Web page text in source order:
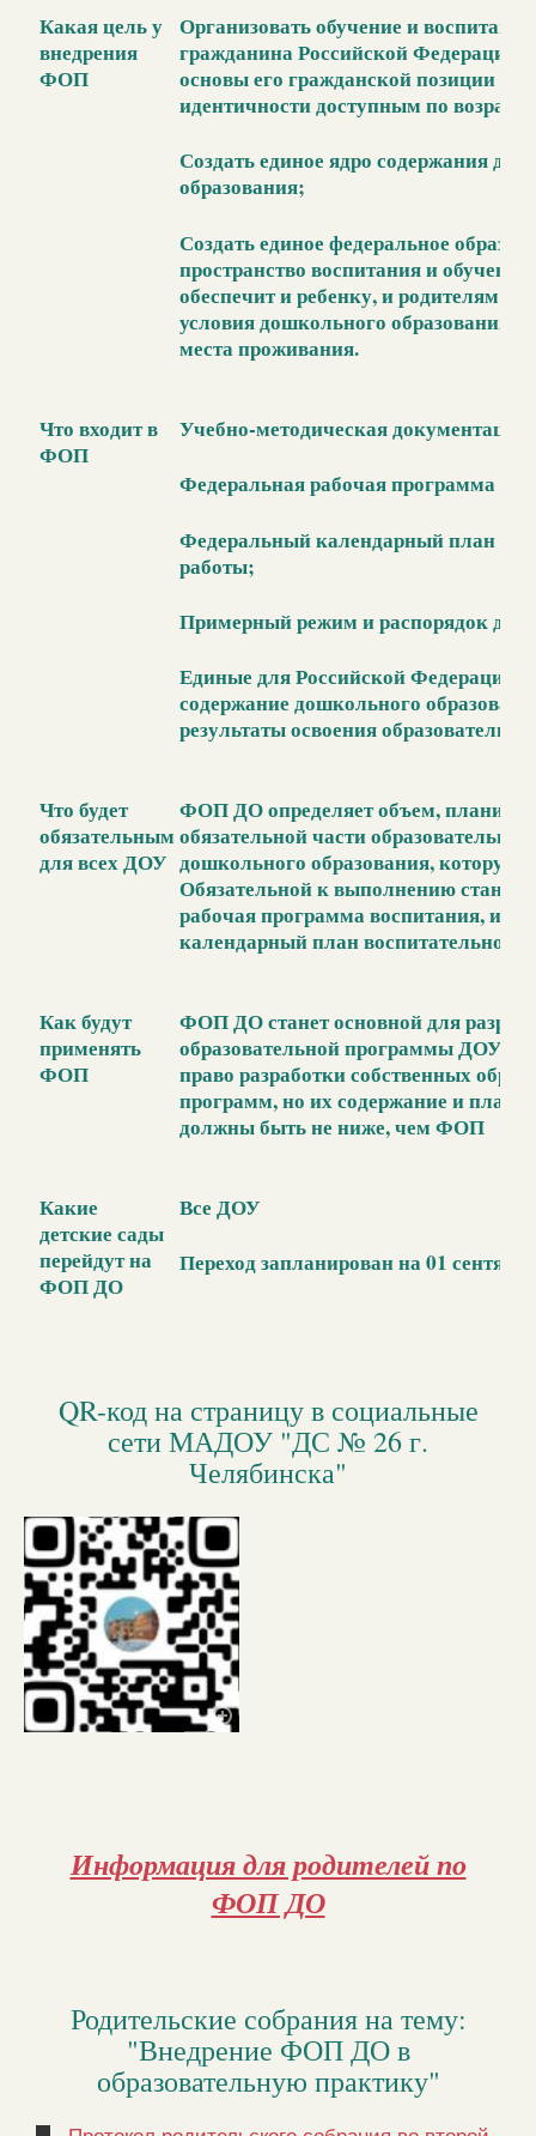
Какая цель у
внедрения
ФОП
Организовать обучение и
гражданина Российской Федерации,
основы его гражданской позиции и
идентичности доступным по
Создать единое ядро содержания
образования;
Создать единое федеральное
пространство воспитания и обучения
обеспечит и ребенку, и родителям
условия дошкольного образования,
места проживания.
Что входит в
ФОП
Учебно-методическая документация:
Федеральная рабочая программа
Федеральный календарный план
работы;
Примерный режим и распорядок дня
Единые для Российской Федерации
содержание дошкольного
результаты освоения
Что будет
обязательным
для всех ДОУ
ФОП ДО определяет объем,
обязательной части
дошкольного образования, которую
Обязательной к выполнению станет
рабочая программа воспитания, и
календарный план воспитательной
Как будут
применять
ФОП
ФОП ДО станет основной для
образовательной программы ДОУ.
право разработки собственных
программ, но их содержание и
должны быть не ниже, чем ФОП
Какие
детские сады
перейдут на
ФОП ДО
Все ДОУ
Переход запланирован на 01
QR-код на страницу в социальные
сети МАДОУ "ДС № 26 г.
Челябинска"
Информация для родителей по
ФОП ДО
Родительские собрания на тему:
"Внедрение ФОП ДО в
образовательную практику"